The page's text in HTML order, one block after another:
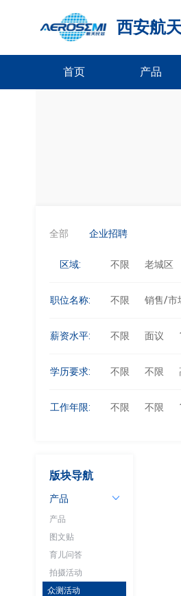
西安航
首页 产品
全部 企业招聘
区域: 不限 老城区
职位名称: 不限 销售/市
薪资水平: 不限 面议
学历要求: 不限 不限
工作年限: 不限 不限
版块导航
产品
产品
图文贴
育儿问答
拍摄活动
众测活动